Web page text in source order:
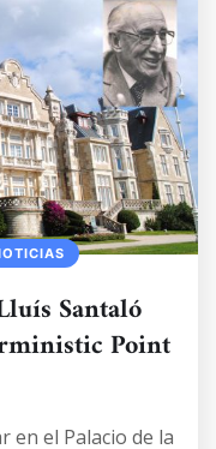
Santaló
Point
en el Palacio de la